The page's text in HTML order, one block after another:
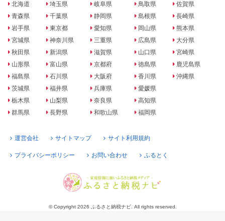
北海道
青森県
岩手県
宮城県
秋田県
山形県
福島県
茨城県
栃木県
群馬県
埼玉県
千葉県
東京都
神奈川県
新潟県
富山県
石川県
福井県
山梨県
長野県
岐阜県
静岡県
愛知県
三重県
滋賀県
京都府
大阪府
兵庫県
奈良県
和歌山県
鳥取県
島根県
岡山県
広島県
山口県
徳島県
香川県
愛媛県
高知県
福岡県
佐賀県
長崎県
熊本県
大分県
宮崎県
鹿児島県
沖縄県
運営会社 サイトマップ サイト利用規約
プライバシーポリシー お問い合わせ ふるとく
© Copyright 2026 ふるさと納税ナビ. All rights reserved.